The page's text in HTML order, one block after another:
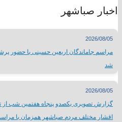
اخبار صباشهر
2026/08/05
مراسم جاماندگان اربعین حسینی با حضور
شد
2026/08/05
گزارش تصویری یکصدو پنجاه هفتمین شب از
اقشار مختلف مردم صباشهر همزمان با